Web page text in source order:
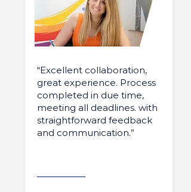
“Excellent collaboration,
great experience. Process
completed in due time,
meeting all deadlines. with
straightforward feedback
and communication.”